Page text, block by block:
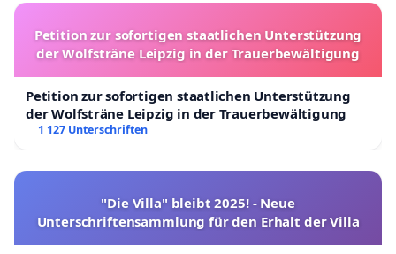
Petition zur sofortigen staatlichen Unterstützung
der Wolfsträne Leipzig in der Trauerbewältigung
Petition zur sofortigen staatlichen Unterstützung
der Wolfsträne Leipzig in der Trauerbewältigung
1 127 Unterschriften
"Die Villa" bleibt 2025! - Neue
Unterschriftensammlung für den Erhalt der Villa